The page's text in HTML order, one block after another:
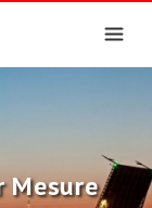
Mesure